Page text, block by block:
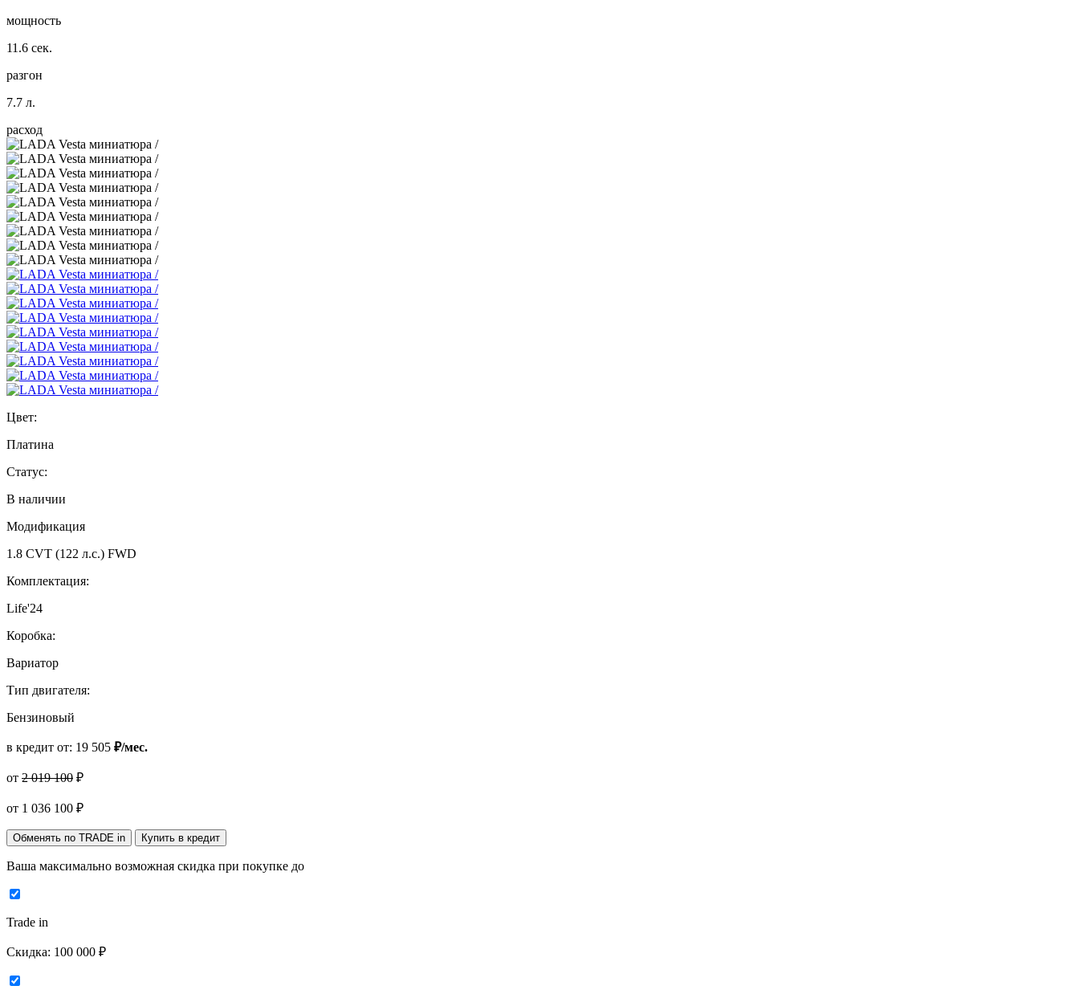
мощность
11.6 сек.
разгон
7.7 л.
расход
Цвет:
Платина
Статус:
В наличии
Модификация
1.8 CVT (122 л.с.) FWD
Комплектация:
Life'24
Коробка:
Вариатор
Тип двигателя:
Бензиновый
в кредит от: 19 505 ₽/мес.
от 2 019 100 ₽
от 1 036 100 ₽
Обменять по TRADE in Купить в кредит
Ваша максимально возможная скидка при покупке до
Trade in
Скидка: 100 000 ₽